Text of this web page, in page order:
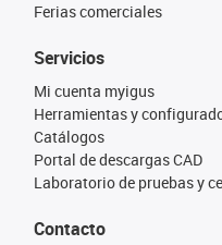
Ferias comerciales
Servicios
Mi cuenta myigus
Herramientas y
Catálogos
Portal de descargas CAD
Laboratorio de pruebas y
Contacto